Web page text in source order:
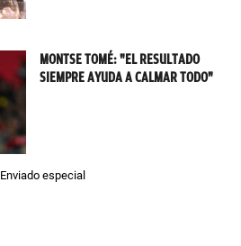
MONTSE TOMÉ: "EL RESULTADO
SIEMPRE AYUDA A CALMAR TODO"
Enviado especial